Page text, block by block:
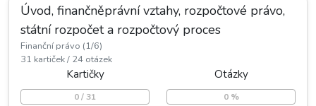
Úvod, finančněprávní vztahy, rozpočtové právo,
státní rozpočet a rozpočtový proces
Finanční právo (1/6)
31 kartiček / 24 otázek
Kartičky
0 / 31
Otázky
0 %